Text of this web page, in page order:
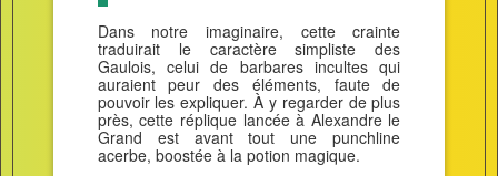
Dans notre imaginaire, cette crainte
traduirait le caractère simpliste des
Gaulois, celui de barbares incultes qui
auraient peur des éléments, faute de
pouvoir les expliquer. À y regarder de plus
près, cette réplique lancée à Alexandre le
Grand est avant tout une punchline
acerbe, boostée à la potion magique.